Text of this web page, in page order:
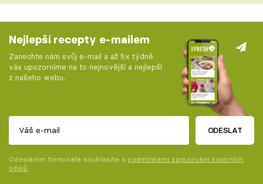
Nejlepší recepty e-mailem
Zanechte nám svůj e-mail a až 5x týdně
vás upozorníme na to nejnovější a nejlepší
z našeho webu.
ODESLAT
Odesláním formuláře souhlasíte s podmínkami zpracování osobních
údajů